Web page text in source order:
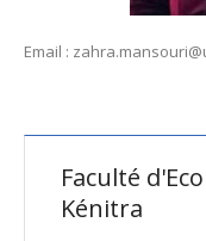
Email :
Faculté
Kénitra